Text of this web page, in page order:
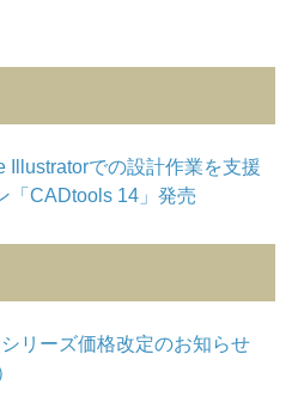
Illustratorでの設計作業を支援
「CADtools 14」発売
リーズ価格改定のお知らせ